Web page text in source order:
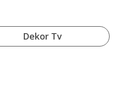
Dekor Tv